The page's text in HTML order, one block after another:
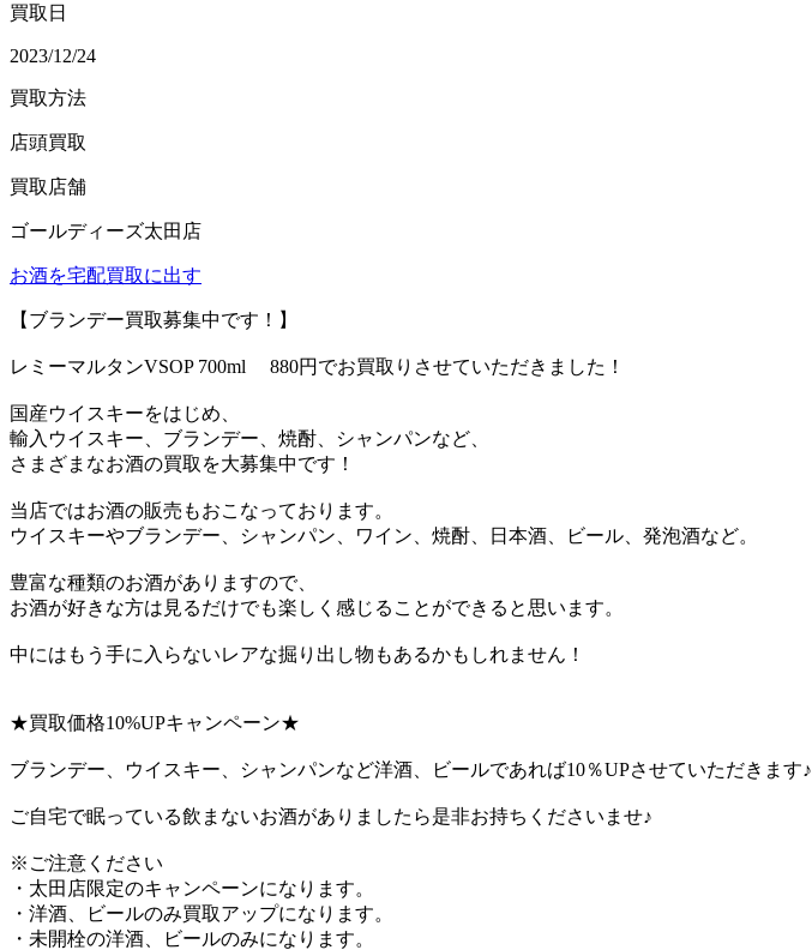
買取日
2023/12/24
買取方法
店頭買取
買取店舗
ゴールディーズ太田店
お酒を宅配買取に出す
【ブランデー買取募集中です！】
レミーマルタンVSOP 700ml 880円でお買取りさせていただきました！
国産ウイスキーをはじめ、
輸入ウイスキー、ブランデー、焼酎、シャンパンなど、
さまざまなお酒の買取を大募集中です！
当店ではお酒の販売もおこなっております。
ウイスキーやブランデー、シャンパン、ワイン、焼酎、日本酒、ビール、発泡酒など。
豊富な種類のお酒がありますので、
お酒が好きな方は見るだけでも楽しく感じることができると思います。
中にはもう手に入らないレアな掘り出し物もあるかもしれません！
★買取価格10%UPキャンペーン★
ブランデー、ウイスキー、シャンパンなど洋酒、ビールであれば10％UPさせていただきます♪
ご自宅で眠っている飲まないお酒がありましたら是非お持ちくださいませ♪
※ご注意ください
・太田店限定のキャンペーンになります。
・洋酒、ビールのみ買取アップになります。
・未開栓の洋酒、ビールのみになります。